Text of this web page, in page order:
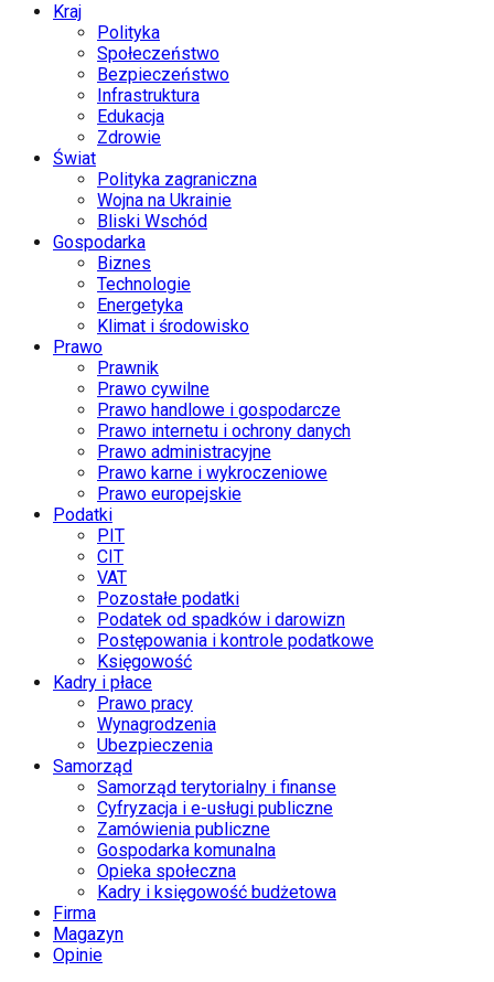
Kraj
Polityka
Społeczeństwo
Bezpieczeństwo
Infrastruktura
Edukacja
Zdrowie
Świat
Polityka zagraniczna
Wojna na Ukrainie
Bliski Wschód
Gospodarka
Biznes
Technologie
Energetyka
Klimat i środowisko
Prawo
Prawnik
Prawo cywilne
Prawo handlowe i gospodarcze
Prawo internetu i ochrony danych
Prawo administracyjne
Prawo karne i wykroczeniowe
Prawo europejskie
Podatki
PIT
CIT
VAT
Pozostałe podatki
Podatek od spadków i darowizn
Postępowania i kontrole podatkowe
Księgowość
Kadry i płace
Prawo pracy
Wynagrodzenia
Ubezpieczenia
Samorząd
Samorząd terytorialny i finanse
Cyfryzacja i e-usługi publiczne
Zamówienia publiczne
Gospodarka komunalna
Opieka społeczna
Kadry i księgowość budżetowa
Firma
Magazyn
Opinie